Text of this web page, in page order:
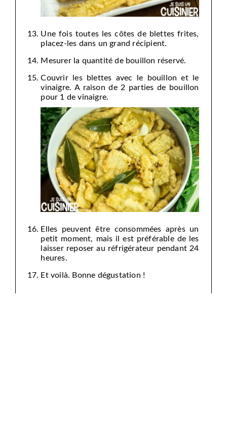
Une fois toutes les côtes de blettes frites,
placez-les dans un grand récipient.
Mesurer la quantité de bouillon réservé.
Couvrir les blettes avec le bouillon et le
vinaigre. A raison de 2 parties de bouillon
pour 1 de vinaigre.
Elles peuvent être consommées après un
petit moment, mais il est préférable de les
laisser reposer au réfrigérateur pendant 24
heures.
Et voilà. Bonne dégustation !